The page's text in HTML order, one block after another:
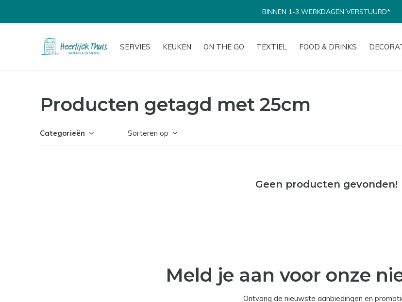
SERVIES KEUKEN ON THE GO TEXTIEL FOOD & DRINKS
BINNEN 1-3 WERKDAGEN VERSTUURD*
Producten getagd met 25cm
Categorieën Sorteren op
Geen producten gevonden!
Meld je aan voor onze
Ontvang de nieuwste aanbiedingen en